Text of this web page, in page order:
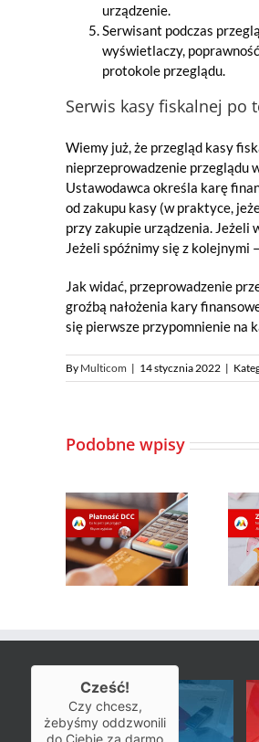
urządzenie.
Serwisant podczas
wyświetlaczy,
protokole przeglądu.
Serwis kasy fiskalnej po
Wiemy już, że przegląd kasy
nieprzeprowadzenie przeglądu
Ustawodawca określa karę
od zakupu kasy (w praktyce,
przy zakupie urządzenia. Jeżeli
Jeżeli spóźnimy się z kolejnymi
Jak widać, przeprowadzenie
groźbą nałożenia kary
się pierwsze przypomnienie na
By Multicom | 14 stycznia 2022 |
Podobne wpisy
Kasy
Cześć!
Czy chcesz,
żebyśmy oddzwonili
do Ciebie za darmo